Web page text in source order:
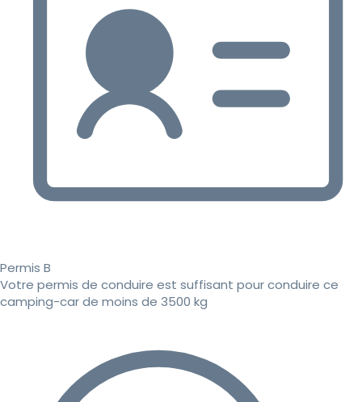
Permis B
Votre permis de conduire est suffisant pour conduire ce
camping-car de moins de 3500 kg